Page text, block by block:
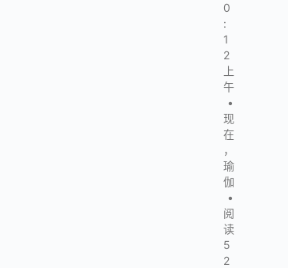
0
:
1
2
上
午
•
现
在
，
瑜
伽
•
阅
读
5
2